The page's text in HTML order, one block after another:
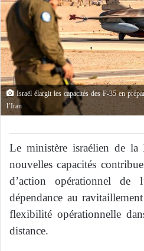
Israël élargit les capacités des F-35 en
l’Iran
Le ministère israélien de
nouvelles capacités
d’action opérationnel de
dépendance au
flexibilité opérationnelle
distance.